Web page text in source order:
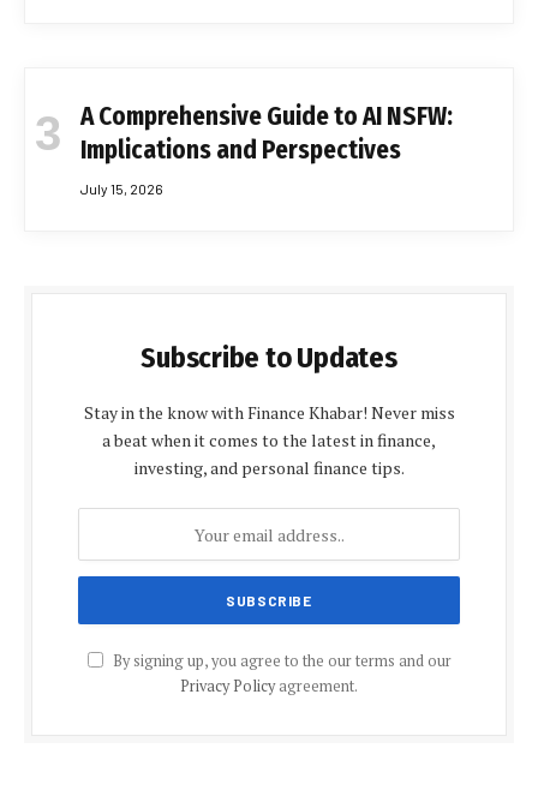
A Comprehensive Guide to AI NSFW:
Implications and Perspectives
July 15, 2026
Subscribe to Updates
Stay in the know with Finance Khabar! Never miss
a beat when it comes to the latest in finance,
investing, and personal finance tips.
By signing up, you agree to the our terms and our
Privacy Policyagreement.